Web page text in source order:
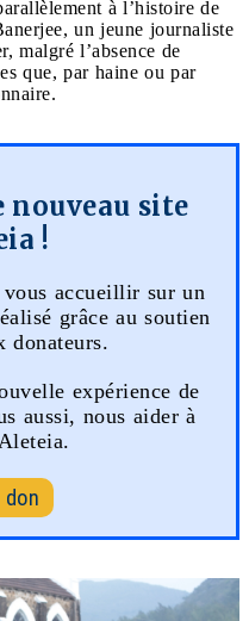
à l’histoire de
un jeune journaliste
malgré l’absence de
que, par haine ou par
nouveau site
!
vous accueillir sur un
grâce au soutien
donateurs.
expérience de
aussi, nous aider à
don